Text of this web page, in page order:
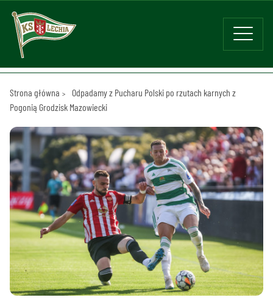
Strona główna
Odpadamy z Pucharu Polski po rzutach karnych z
Pogonią Grodzisk Mazowiecki